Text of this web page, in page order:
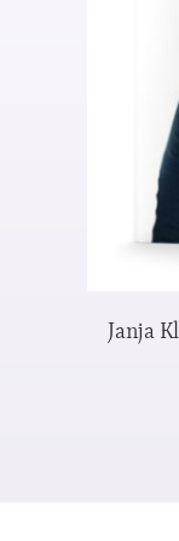
Janja